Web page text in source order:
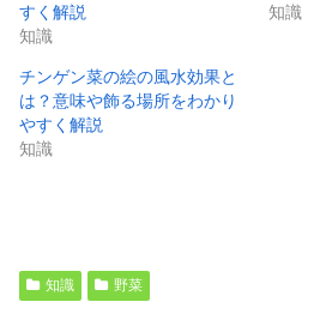
すく解説
知識
知識
チンゲン菜の絵の風水効果と
は？意味や飾る場所をわかり
やすく解説
知識
知識 野菜